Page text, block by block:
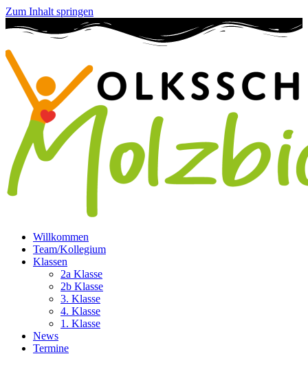
Zum Inhalt springen
Willkommen
Team/Kollegium
Klassen
2a Klasse
2b Klasse
3. Klasse
4. Klasse
1. Klasse
News
Termine